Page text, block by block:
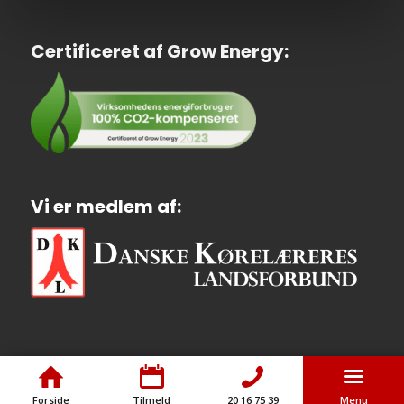
Certificeret af Grow Energy:
Vi er medlem af:
Forside Tilmeld 20 16 75 39 Menu
© Copyright - Rødovre Køreskole ApS